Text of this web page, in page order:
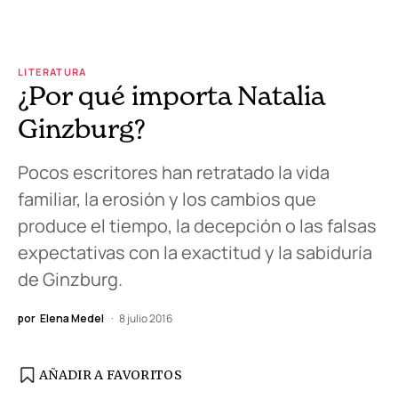
LITERATURA
¿Por qué importa Natalia
Ginzburg?
Pocos escritores han retratado la vida
familiar, la erosión y los cambios que
produce el tiempo, la decepción o las falsas
expectativas con la exactitud y la sabiduría
de Ginzburg.
por Elena Medel 8 julio 2016
AÑADIR A FAVORITOS